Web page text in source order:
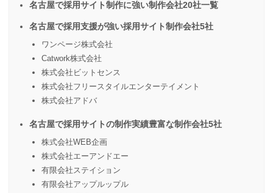
名古屋で採用サイト制作に強い制作会社20社一覧
名古屋で採用支援が強い採用サイト制作会社5社
ワンページ株式会社
Catwork株式会社
株式会社ビットセンス
株式会社フリースタイルエンターテイメント
株式会社アドバ
名古屋で採用サイトの制作実績豊富な制作会社5社
株式会社WEB企画
株式会社エーアンドエー
有限会社ステイション
有限会社アップルップル